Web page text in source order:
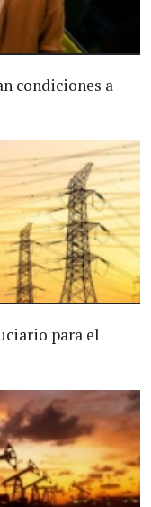
condiciones a
para el